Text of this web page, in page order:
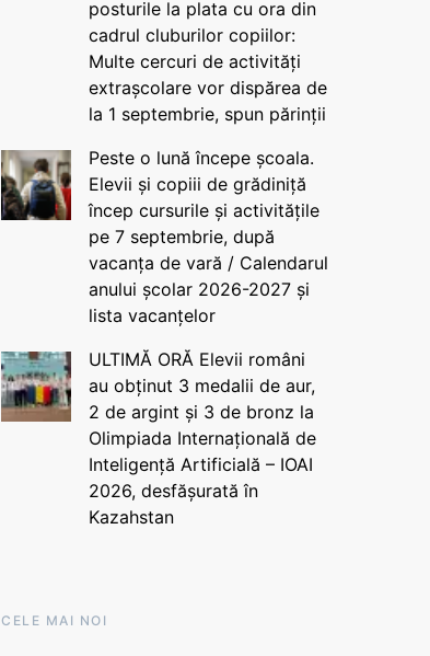
posturile la plata cu ora din
cadrul cluburilor copiilor:
Multe cercuri de activități
extrașcolare vor dispărea de
la 1 septembrie, spun părinții
Peste o lună începe școala.
Elevii și copiii de grădiniță
încep cursurile și activitățile
pe 7 septembrie, după
vacanța de vară / Calendarul
anului școlar 2026-2027 și
lista vacanțelor
ULTIMĂ ORĂ Elevii români
au obținut 3 medalii de aur,
2 de argint și 3 de bronz la
Olimpiada Internațională de
Inteligență Artificială – IOAI
2026, desfășurată în
Kazahstan
CELE MAI NOI